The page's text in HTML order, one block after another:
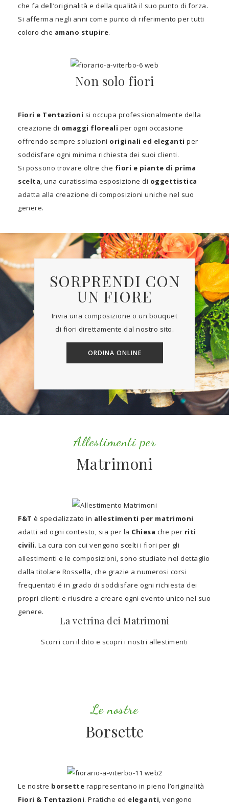
che fa dell’originalità e della qualità il suo punto di forza.
Si afferma negli anni come punto di riferimento per tutti
coloro che amano stupire.
Non solo fiori
Fiori e Tentazioni si occupa professionalmente della
creazione di omaggi floreali per ogni occasione
offrendo sempre soluzioni originali ed eleganti per
soddisfare ogni minima richiesta dei suoi clienti.
Si possono trovare oltre che fiori e piante di prima
scelta, una curatissima esposizione di oggettistica
adatta alla creazione di composizioni uniche nel suo
genere.
SORPRENDI CON
UN FIORE
Invia una composizione o un bouquet
di fiori direttamente dal nostro sito.
ORDINA ONLINE
Allestimenti per
Matrimoni
F&T è specializzato in allestimenti per matrimoni
adatti ad ogni contesto, sia per la Chiesa che per riti
civili. La cura con cui vengono scelti i fiori per gli
allestimenti e le composizioni, sono studiate nel dettaglio
dalla titolare Rossella, che grazie a numerosi corsi
frequentati é in grado di soddisfare ogni richiesta dei
propri clienti e riuscire a creare ogni evento unico nel suo
genere.
La vetrina dei Matrimoni
Scorri con il dito e scopri i nostri allestimenti
Le nostre
Borsette
Le nostre borsette rappresentano in pieno l’originalità
Fiori & Tentazioni. Pratiche ed eleganti, vengono